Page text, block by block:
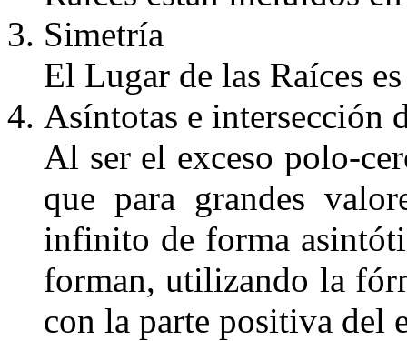
Simetría
El Lugar de las Raíces
Asíntotas e intersección
Al ser el exceso polo-
que para grandes
infinito de forma asint
forman, utilizando la
con la parte positiva del